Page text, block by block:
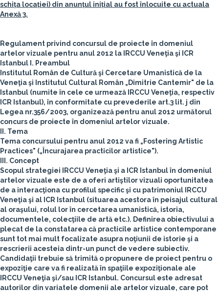
schița locației) din anunțul inițial au fost înlocuite cu actuala
Anexă 3.
Regulament privind concursul de proiecte în domeniul
artelor vizuale pentru anul 2012 la IRCCU Veneţia şi ICR
Istanbul I. Preambul
Institutul Român de Cultură şi Cercetare Umanistică de la
Veneţia şi Institutul Cultural Român „Dimitrie Cantemir" de la
Istanbul (numite în cele ce urmează IRCCU Veneţia, respectiv
ICR Istanbul), în conformitate cu prevederile art.3 lit. j din
Legea nr.356/2003, organizează pentru anul 2012 următorul
concurs de proiecte în domeniul artelor vizuale.
II. Tema
Tema concursului pentru anul 2012 va fi „Fostering Artistic
Practices" („Încurajarea practicilor artistice").
III. Concept
Scopul strategiei IRCCU Veneţia şi a ICR Istanbul în domeniul
artelor vizuale este de a oferi artiştilor vizuali oportunitatea
de a interacţiona cu profilul specific şi cu patrimoniul IRCCU
Veneţia şi al ICR Istanbul (situarea acestora în peisajul cultural
al oraşului, rolul lor în cercetarea umanistică, istoria,
documentele, colecţiile de artă etc.). Definirea obiectivului a
plecat de la constatarea că practicile artistice contemporane
sunt tot mai mult focalizate asupra noţiunii de istorie şi a
rescrierii acesteia dintr-un punct de vedere subiectiv.
Candidaţii trebuie să trimită o propunere de proiect pentru o
expoziţie care va fi realizată în spaţiile expoziţionale ale
IRCCU Veneţia şi/sau ICR Istanbul. Concursul este adresat
autorilor din variatele domenii ale artelor vizuale, care pot